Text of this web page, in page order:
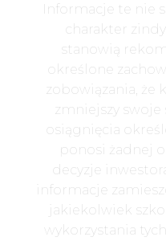
Informacje te nie
charakter
stanowią
określone
zobowiązania, że
zmniejszy swoje
osiągnięcia
ponosi żadnej
decyzje
informacje
jakiekolwiek
wykorzystania